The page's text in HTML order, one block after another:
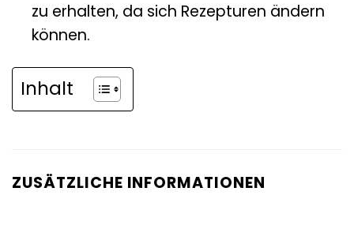
zu erhalten, da sich Rezepturen ändern
können.
Inhalt
ZUSÄTZLICHE INFORMATIONEN